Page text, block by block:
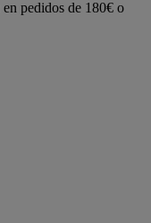
pedidos de 180€ o